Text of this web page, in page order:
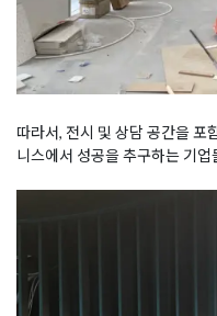
따라서, 전시 및 상담 공간을 포
니스에서 성공을 추구하는 기